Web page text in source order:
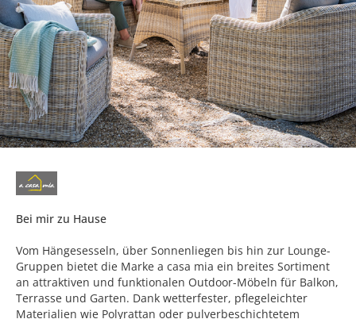
Bei mir zu Hause
Vom Hängesesseln, über Sonnenliegen bis hin zur Lounge-
Gruppen bietet die Marke a casa mia ein breites Sortiment
an attraktiven und funktionalen Outdoor-Möbeln für Balkon,
Terrasse und Garten. Dank wetterfester, pflegeleichter
Materialien wie Polyrattan oder pulverbeschichtetem